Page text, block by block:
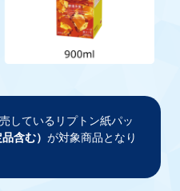
しているリプトン紙パッ
含む） が対象商品となり